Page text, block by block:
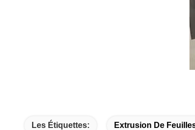
Les Étiquettes: Extrusion De